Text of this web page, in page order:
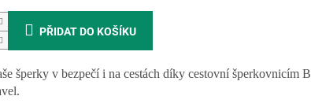
PŘIDAT DO KOŠÍKU
šperky v bezpečí i na cestách díky cestovní šperkovnicím